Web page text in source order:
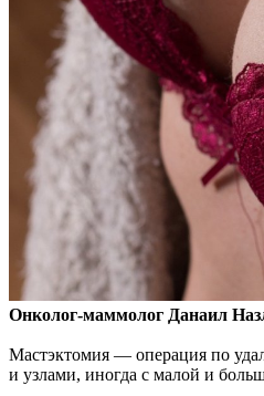
Онколог-маммолог Данаил
Мастэктомия — операция по
и узлами, иногда с малой и